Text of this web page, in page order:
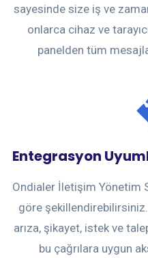
sayesinde size iş ve
onlarca cihaz ve
panelden tüm
Entegrasyon
Ondialer İletişim Yönetim
göre
arıza, şikayet, istek ve
bu çağrılara uygun